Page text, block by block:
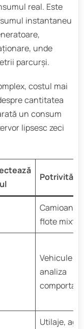
real. Este
instantaneu
unde
parcurși.
costul mai
cantitatea
un consum
lipsesc zeci
Potrivită
Camioane,
flote mixte
Vehicule
analiza
Utilaje,